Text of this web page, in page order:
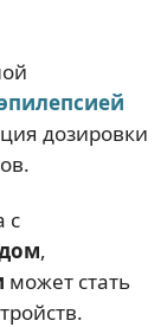
дозировки
с
,
может стать